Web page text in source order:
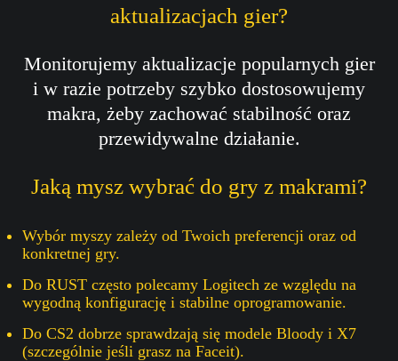
aktualizacjach gier?
Monitorujemy aktualizacje popularnych gier
i w razie potrzeby szybko dostosowujemy
makra, żeby zachować stabilność oraz
przewidywalne działanie.
Jaką mysz wybrać do gry z makrami?
Wybór myszy zależy od Twoich preferencji oraz od
konkretnej gry.
Do RUST często polecamy Logitech ze względu na
wygodną konfigurację i stabilne oprogramowanie.
Do CS2 dobrze sprawdzają się modele Bloody i X7
(szczególnie jeśli grasz na Faceit).